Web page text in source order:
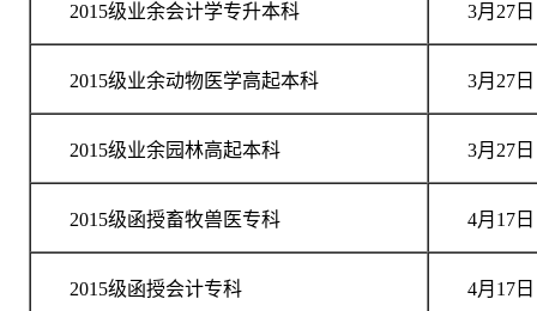
2015级业余会计学专升本科 3月27日
2015级业余动物医学高起本科 3月27日
2015级业余园林高起本科 3月27日
2015级函授畜牧兽医专科 4月17日
2015级函授会计专科 4月17日